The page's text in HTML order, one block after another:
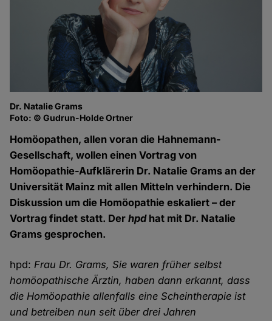
Dr. Natalie Grams
Foto: © Gudrun-Holde Ortner
Homöopathen, allen voran die Hahnemann-
Gesellschaft, wollen einen Vortrag von
Homöopathie-Aufklärerin Dr. Natalie Grams an der
Universität Mainz mit allen Mitteln verhindern. Die
Diskussion um die Homöopathie eskaliert – der
Vortrag findet statt. Derhpdhat mit Dr. Natalie
Grams gesprochen.
hpd:Frau Dr. Grams, Sie waren früher selbst
homöopathische Ärztin, haben dann erkannt, dass
die Homöopathie allenfalls eine Scheintherapie ist
und betreiben nun seit über drei Jahren